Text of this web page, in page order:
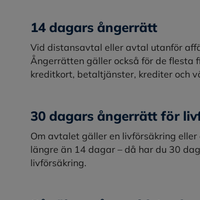
14 dagars ångerrätt
Vid distansavtal eller avtal utanför
Ångerrätten gäller också för de flesta
kreditkort, betaltjänster, krediter och
30 dagars ångerrätt för
Om avtalet gäller en livförsäkring
längre än 14 dagar – då har du 30
livförsäkring.